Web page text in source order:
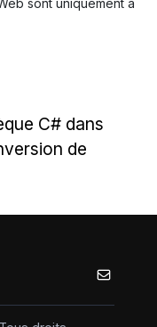
sont uniquement à
C# dans
de